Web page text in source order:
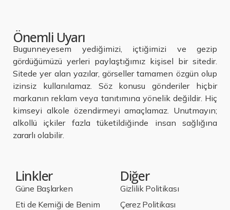
Önemli Uyarı
Bugunneyesem yediğimizi, içtiğimizi ve gezip
gördüğümüzü yerleri paylaştığımız kişisel bir sitedir.
Sitede yer alan yazılar, görseller tamamen özgün olup
izinsiz kullanılamaz. Söz konusu gönderiler hiçbir
markanın reklam veya tanıtımına yönelik değildir. Hiç
kimseyi alkole özendirmeyi amaçlamaz. Unutmayın;
alkollü içkiler fazla tüketildiğinde insan sağlığına
zararlı olabilir.
Linkler
Güne Başlarken
Eti de Kemiği de Benim
Diğer
Gizlilik Politikası
Çerez Politikası